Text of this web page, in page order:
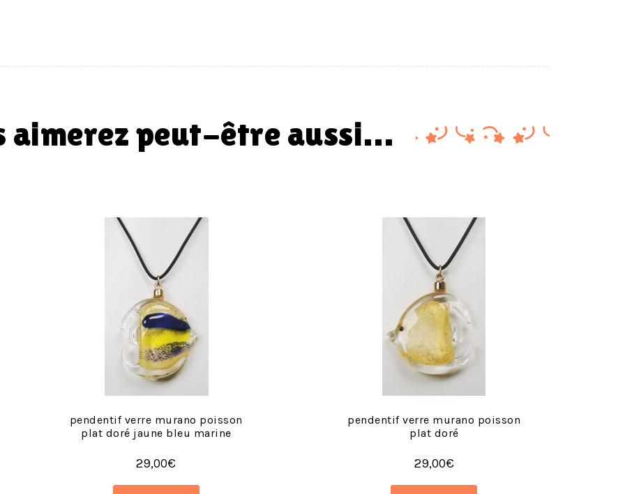
aimerez peut-être aussi…
pendentif verre murano poisson
plat doré jaune bleu marine
29,00€
pendentif verre murano poisson
plat doré
29,00€